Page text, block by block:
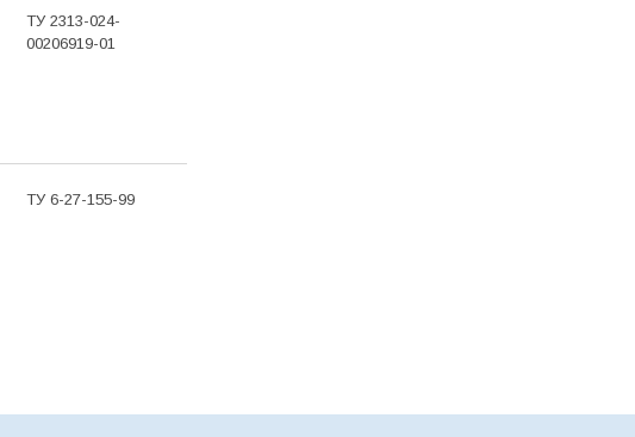
ТУ 2313-024-
00206919-01
ТУ 6-27-155-99